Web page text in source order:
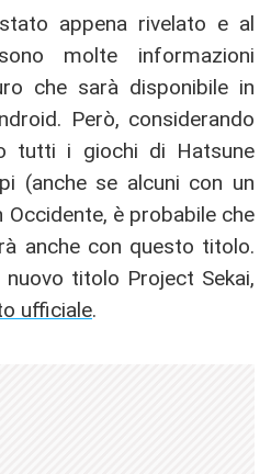
appena rivelato e al
molte informazioni
che sarà disponibile in
Però, considerando
tutti i giochi di Hatsune
(anche se alcuni con un
è probabile che
anche con questo titolo.
titolo Project Sekai,
ufficiale.